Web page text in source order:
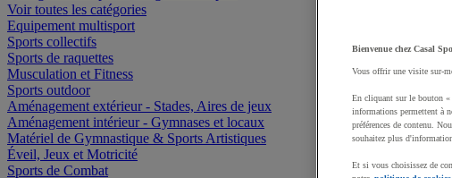
Voir toutes les catégories
Equipement multisport
Sports collectifs
Sports de raquettes
Musculation et Fitness
Sports outdoor
Aménagement extérieur - Stades, Aires de jeux
Aménagement intérieur - Gymnases et locaux
Matériel de Gymnastique & Sports Artistiques
Éveil, Jeux et Motricité
Sports de Combat
Bienvenue chez Casal
Vous offrir une visite sur-
En cliquant sur le bouton «
informations permettent à
préférences de contenu.
souhaitez plus
Et si vous choisissez de